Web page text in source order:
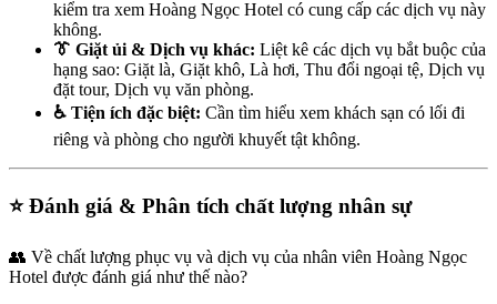
kiểm tra xem Hoàng Ngọc Hotel có cung cấp các dịch vụ này
không.
👔 Giặt ủi & Dịch vụ khác: Liệt kê các dịch vụ bắt buộc của
hạng sao: Giặt là, Giặt khô, Là hơi, Thu đổi ngoại tệ, Dịch vụ
đặt tour, Dịch vụ văn phòng.
♿ Tiện ích đặc biệt: Cần tìm hiểu xem khách sạn có lối đi
riêng và phòng cho người khuyết tật không.
⭐ Đánh giá & Phân tích chất lượng nhân sự
👥 Về chất lượng phục vụ và dịch vụ của nhân viên Hoàng Ngọc
Hotel được đánh giá như thế nào?